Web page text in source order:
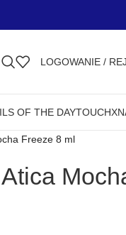
LOGOWANIE /
OF THE DAYTOUCH
Freeze 8 ml